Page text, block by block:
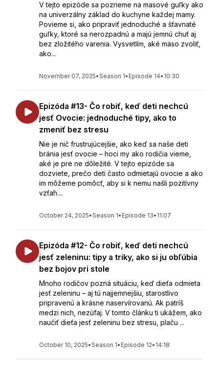
V tejto epizóde sa pozrieme na masové guľky ako
na univerzálny základ do kuchyne každej mamy.
Povieme si, ako pripraviť jednoduché a šťavnaté
guľky, ktoré sa nerozpadnú a majú jemnú chuť aj
bez zložitého varenia. Vysvetlím, aké mäso zvoliť,
ako...
November 07, 2025•Season 1• Episode 14• 10:30
Epizóda #13- Čo robiť, keď deti nechcú
jesť Ovocie: jednoduché tipy, ako to
zmeniť bez stresu
Nie je nič frustrujúcejšie, ako keď sa naše deti
bránia jesť ovocie – hoci my ako rodičia vieme,
aké je pre ne dôležité. V tejto epizóde sa
dozviete, prečo deti často odmietajú ovocie a ako
im môžeme pomôcť, aby si k nemu našli pozitívny
vzťah....
October 24, 2025•Season 1• Episode 13• 11:07
Epizóda #12- Čo robiť, keď deti nechcú
jesť zeleninu: tipy a triky, ako si ju obľúbia
bez bojov pri stole
Mnoho rodičov pozná situáciu, keď dieťa odmieta
jesť zeleninu – aj tú najjemnejšiu, starostlivo
pripravenú a krásne naservírovanú. Ak patríš
medzi nich, nezúfaj. V tomto článku ti ukážem, ako
naučiť dieťa jesť zeleninu bez stresu, plaču ...
October 10, 2025•Season 1• Episode 12• 14:18